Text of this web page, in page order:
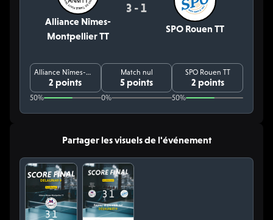
Alliance Nîmes-
Montpellier TT
3 - 1
SPO Rouen TT
Alliance Nîmes-Montpellier TT
2 points
50%
Match nul
5 points
0%
SPO Rouen TT
2 points
50%
Partager les visuels de l'événement